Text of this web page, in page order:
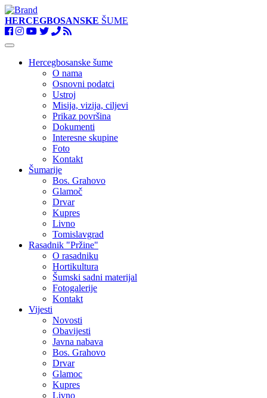
HERCEGBOSANSKE ŠUME
Toggle
navigationHercegbosanske šume
O nama
Osnovni podatci
Ustroj
Misija, vizija, ciljevi
Prikaz površina
Dokumenti
Interesne skupine
Foto
Kontakt
Šumarije
Bos. Grahovo
Glamoč
Drvar
Kupres
Livno
Tomislavgrad
Rasadnik "Pržine"
O rasadniku
Hortikultura
Šumski sadni materijal
Fotogalerije
Kontakt
Vijesti
Novosti
Obavijesti
Javna nabava
Bos. Grahovo
Drvar
Glamoc
Kupres
Livno